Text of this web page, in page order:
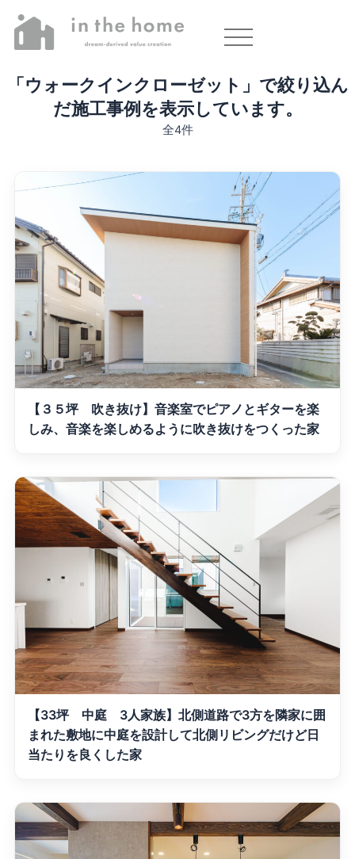
「ウォークインクローゼット」で絞り込ん
だ施工事例を表示しています。
全4件
【３５坪 吹き抜け】音楽室でピアノとギターを楽
しみ、音楽を楽しめるように吹き抜けをつくった家
【33坪 中庭 3人家族】北側道路で3方を隣家に囲
まれた敷地に中庭を設計して北側リビングだけど日
当たりを良くした家